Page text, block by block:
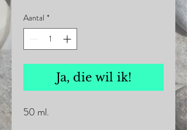
Aantal *
Ja, die wil ik!
50 ml.